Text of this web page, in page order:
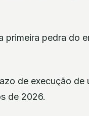
pedra do
de execução de
de 2026.